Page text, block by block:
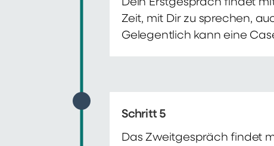
Dein Erstgespräch findet
Zeit, mit Dir zu sprechen,
Gelegentlich kann eine
Schritt 5
Das Zweitgespräch findet